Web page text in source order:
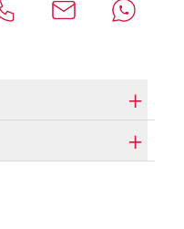
HERSTELLERBESCHREIBUNG